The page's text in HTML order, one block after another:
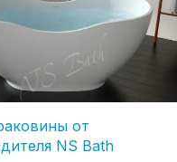
от
NS Bath